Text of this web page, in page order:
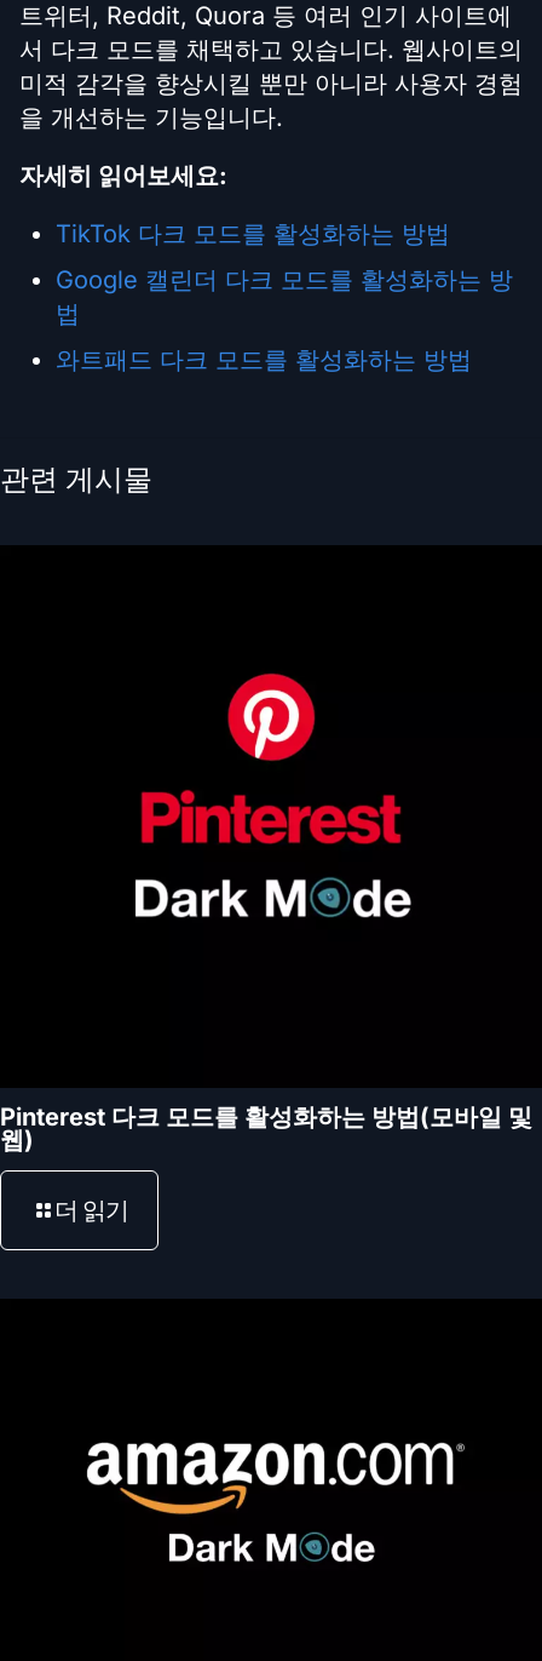
트위터, Reddit, Quora 등 여러 인기 사이트에
서 다크 모드를 채택하고 있습니다. 웹사이트의
미적 감각을 향상시킬 뿐만 아니라 사용자 경험
을 개선하는 기능입니다.
자세히 읽어보세요:
TikTok 다크 모드를 활성화하는 방법
Google 캘린더 다크 모드를 활성화하는 방
법
와트패드 다크 모드를 활성화하는 방법
관련 게시물
Pinterest 다크 모드를 활성화하는 방법(모바일 및
웹)
더 읽기